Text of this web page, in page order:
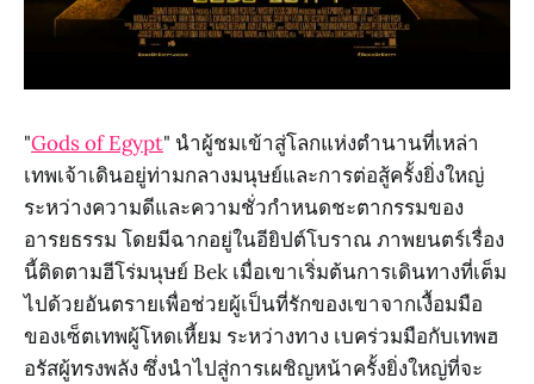
"Gods of Egypt" นำผู้ชมเข้าสู่โลกแห่งตำนานที่เหล่า
เทพเจ้าเดินอยู่ท่ามกลางมนุษย์และการต่อสู้ครั้งยิ่งใหญ่
ระหว่างความดีและความชั่วกำหนดชะตากรรมของ
อารยธรรม โดยมีฉากอยู่ในอียิปต์โบราณ ภาพยนตร์เรื่อง
นี้ติดตามฮีโร่มนุษย์ Bek เมื่อเขาเริ่มต้นการเดินทางที่เต็ม
ไปด้วยอันตรายเพื่อช่วยผู้เป็นที่รักของเขาจากเงื้อมมือ
ของเซ็ตเทพผู้โหดเหี้ยม ระหว่างทาง เบคร่วมมือกับเทพฮ
อรัสผู้ทรงพลัง ซึ่งนำไปสู่การเผชิญหน้าครั้งยิ่งใหญ่ที่จะ